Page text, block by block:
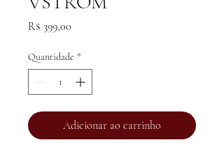
R$ 399,00
Quantidade *
Adicionar ao carrinho